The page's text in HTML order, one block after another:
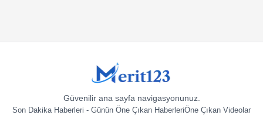
Güvenilir ana sayfa navigasyonunuz.
Son Dakika Haberleri - Günün Öne Çıkan HaberleriÖne Çıkan Videolar